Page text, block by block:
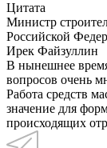
Цитата
Министр
Российской
Ирек Файзуллин
В нынешнее
вопросов очень
Работа средств
значение для
происходящих